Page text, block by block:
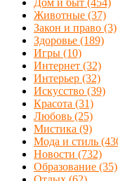
Дом и быт (454)
Животные (37)
Закон и право (3)
Здоровье (189)
Игры (10)
Интернет (32)
Интерьер (32)
Искусство (39)
Красота (31)
Любовь (25)
Мистика (9)
Мода и стиль
Новости (732)
Образование (35)